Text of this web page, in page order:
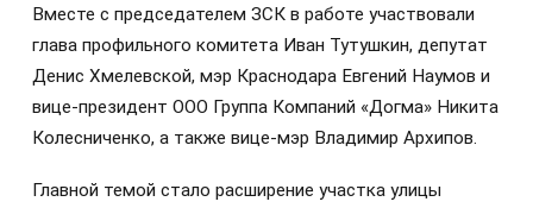
Вместе с председателем ЗСК в работе участвовали
глава профильного комитета Иван Тутушкин, депутат
Денис Хмелевской, мэр Краснодара Евгений Наумов и
вице-президент ООО Группа Компаний «Догма» Никита
Колесниченко, а также вице-мэр Владимир Архипов.
Главной темой стало расширение участка улицы